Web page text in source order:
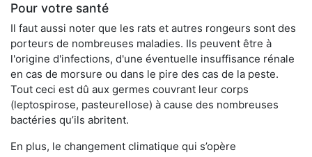
Pour votre santé
Il faut aussi noter que les rats et autres rongeurs sont des
porteurs de nombreuses maladies. Ils peuvent être à
l'origine d'infections, d'une éventuelle insuffisance rénale
en cas de morsure ou dans le pire des cas de la peste.
Tout ceci est dû aux germes couvrant leur corps
(leptospirose, pasteurellose) à cause des nombreuses
bactéries qu’ils abritent.
En plus, le changement climatique qui s’opère